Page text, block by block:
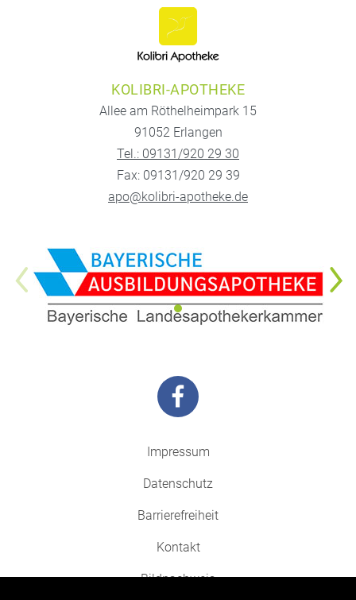
KOLIBRI-APOTHEKE
Allee am Röthelheimpark 15
91052 Erlangen
Tel.: 09131/920 29 30
Fax: 09131/920 29 39
apo@kolibri-apotheke.de
Impressum
Datenschutz
Barrierefreiheit
Kontakt
Bildnachweis